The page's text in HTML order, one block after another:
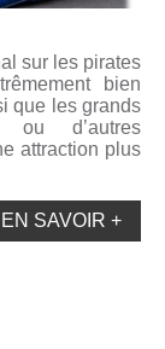
sur les pirates
bien
que les grands
ou d’autres
attraction plus
EN SAVOIR +